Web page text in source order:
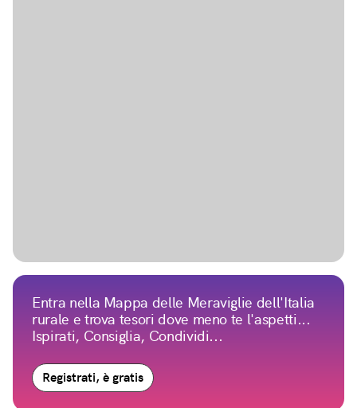
Entra nella Mappa delle Meraviglie dell'Italia
rurale e trova tesori dove meno te l'aspetti...
Ispirati, Consiglia, Condividi...
Registrati, è gratis